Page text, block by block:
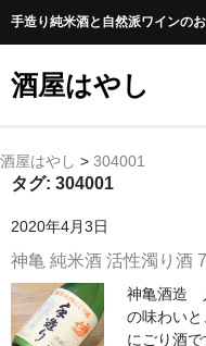
手造り純米酒と自然派ワインの
酒屋はやし
ホーム
純 米 酒
よえもん 川村酒造店
田从･月下の舞 舞鶴酒
酒屋はやし > 304001
タグ: 304001
2020年4月3日
神亀 純米酒 活性濁り酒
神亀酒造
の味わいと
にごり酒